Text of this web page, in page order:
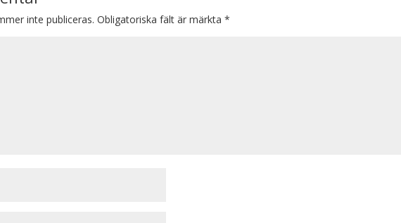
inte publiceras. Obligatoriska fält är märkta*